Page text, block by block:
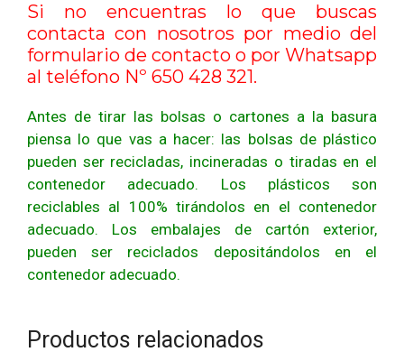
Si no encuentras lo que buscas
contacta con nosotros por medio del
formulario de contacto o por Whatsapp
al teléfono Nº 650 428 321.
Antes de tirar las bolsas o cartones a la basura
piensa lo que vas a hacer: las bolsas de plástico
pueden ser recicladas, incineradas o tiradas en el
contenedor adecuado. Los plásticos son
reciclables al 100% tirándolos en el contenedor
adecuado. Los embalajes de cartón exterior,
pueden ser reciclados depositándolos en el
contenedor adecuado.
Productos relacionados